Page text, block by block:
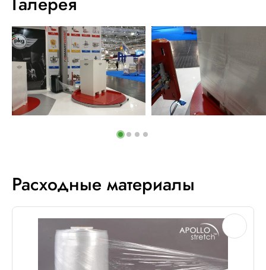
Расходные материалы